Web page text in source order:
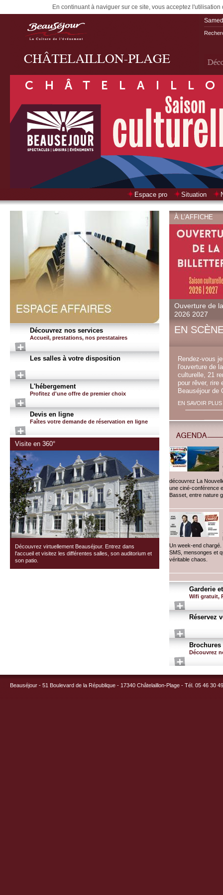
En continuant à naviguer sur ce site, vous acceptez
Espace pro Situation
Découvrez nos services
Accueil, prestations, nos prestataires
Les salles à votre disposition
L'hébergement
Profitez d'une offre de premier choix
Devis en ligne
Faîtes votre demande de réservation en ligne
Visite en 360°
Découvrez virtuellement Beauséjour. Entrez dans
l'accueil et visitez les différentes salles, son auditorium et
son patio.
À L’AFFICHE
Ouverture de
2026 2027
EN
Rendez-vous
l'ouverture de
culturelle, 21
pour rêver, rire
Beauséjour de
EN SAVOIR PLUS
découvrez La
une ciné-conférence
Basset, entre nature
Un week-end chargé.
SMS, mensonges et
véritable chaos.
Garderie
Wifi gratuit,
Réservez
Brochures
Découvrez
Beauséjour - 51 Boulevard de la République - 17340 Châtelaillon-Plage - Tél. 05 46 30